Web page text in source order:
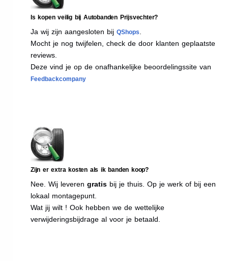
Is kopen veilig bij Autobanden Prijsvechter?
Ja wij zijn aangesloten bij QShops
Mocht je nog twijfelen, check de door klanten geplaatste
reviews.
Deze vind je op de onafhankelijke beoordelingssite van
Feedbackcompany
Zijn er extra kosten als ik banden koop?
Nee. Wij leveren gratis bij je thuis. Op je werk of bij een
lokaal montagepunt.
Wat jij wilt ! Ook hebben we de wettelijke
verwijderingsbijdrage al voor je betaald.